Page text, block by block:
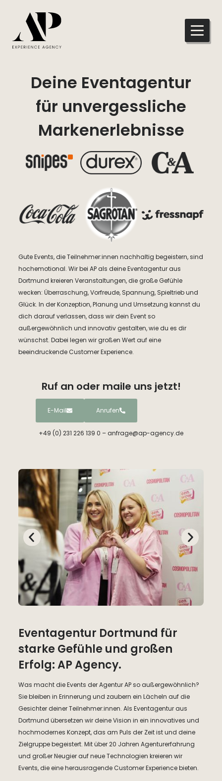
Deine Eventagentur
für unvergessliche
Markenerlebnisse
Gute Events, die Teilnehmer:innen nachhaltig begeistern, sind
hochemotional. Wir bei AP als deine Eventagentur aus
Dortmund kreieren Veranstaltungen, die große Gefühle
wecken: Überraschung, Vorfreude, Spannung, Spieltrieb und
Glück. In der Konzeption, Planung und Umsetzung kannst du
dich darauf verlassen, dass wir dein Event so
außergewöhnlich und innovativ gestalten, wie du es dir
wünschst. Dabei legen wir großen Wert auf eine
beeindruckende Customer Experience.
Ruf an oder maile uns jetzt!
E-Mail Anrufen
+49 (0) 231 226 139 0 – anfrage@ap-agency.de
Eventagentur Dortmund für
starke Gefühle und großen
Erfolg: AP Agency.
Was macht die Events der Agentur AP so außergewöhnlich?
Sie bleiben in Erinnerung und zaubern ein Lächeln auf die
Gesichter deiner Teilnehmer:innen. Als Eventagentur aus
Dortmund übersetzen wir deine Vision in ein innovatives und
hochmodernes Konzept, das am Puls der Zeit ist und deine
Zielgruppe begeistert. Mit über 20 Jahren Agenturerfahrung
und großer Neugier auf neue Technologien kreieren wir
Events, die eine herausragende Customer Experience bieten.